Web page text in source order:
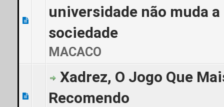
universidade não muda a
sociedade
MACACO
Xadrez, O Jogo Que
Recomendo
0 Voto(s) - 0 de 5 em média
12345